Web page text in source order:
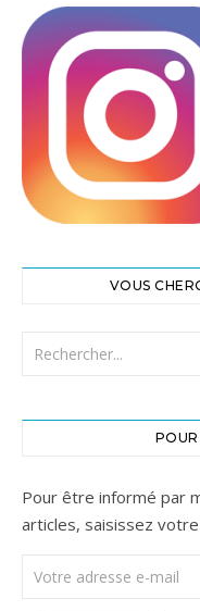
VOUS
Pour être informé par
articles, saisissez
Votre adresse e-mail